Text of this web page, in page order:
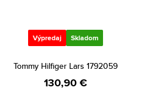
Výpredaj Skladom
Tommy Hilfiger Lars 1792059
130,90 €